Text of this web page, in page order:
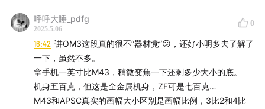
呼呼大睡_pdfg
2025.5.06
0
16:42 讲OM3这段真的很不“器材党”😕，还好小明多去了解了
一下，虽然不多。
拿手机一英寸比M43，稍微变焦一下还剩多少大小的底。
机身五百克，但这是全金属机身，ZF可是七百克…
M43和APSC真实的画幅大小区别是画幅比例，3比2和4比